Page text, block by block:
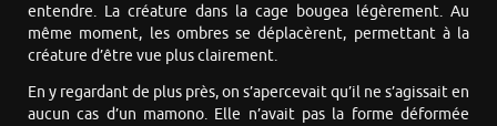
entendre. La créature dans la cage bougea légèrement. Au
même moment, les ombres se déplacèrent, permettant à la
créature d’être vue plus clairement.
En y regardant de plus près, on s’apercevait qu’il ne s’agissait en
aucun cas d’un mamono. Elle n’avait pas la forme déformée